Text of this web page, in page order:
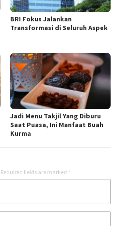
BRI Fokus Jalankan
Transformasi di Seluruh Aspek
Jadi Menu Takjil Yang Diburu
Saat Puasa, Ini Manfaat Buah
Kurma
Required fields are marked *